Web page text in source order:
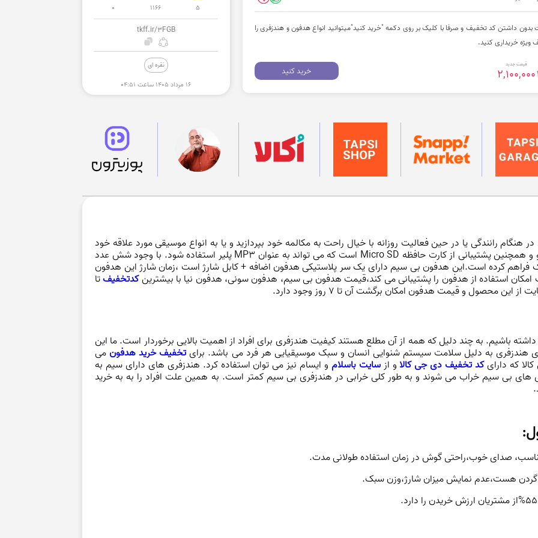
0 1166 5
tkff.ir/3FGB
نقره ای
۱۶ مرداد ۱۴۰۵ ساعت ۰۴:۵۱
داشتن کد تخفیف و صرفا با کلیک بر روی دکمه "خرید کنید"میتوانید انواع هدفون و هندزفری را
قیمت جدید
2,100,000 خرید کنید
در هنگام رانندگی یا در حین فعالیت روزانه با خیال راحت به مکالمه خود بپردازید و یا به انواع موسیقی مورد علاقه خود
گوش کنید. ویژگی بارز این محصول داشتن رادیو و همچنین پشتیبانی از کارت حافظه Micro SD است که می تواند به عنوان MP3 پلیر استفاده شود. با وجود شش عدد
فراهم کرده است.این هدفون بی سیم دارای یک سر پلاستیکی هدفون اضافه + کابل شارژ است ،زمان شارژ این هدفون
پشتیبانی می کند،قیمت هدفون بی سیم، هدفون سونی، هدفون نیا با بیشترینکدتخفیف تا
باشیم. به چند دلیل که همه از آن مطلع هستند کیفیت هندزفری برای افراد از اهمیت بالایی برخوردار است. ما این
هندزفری به دلیل سلامت سیستم شنوایی انسان و سبک موسیقیایی هر فرد می باشد. برایتخفیف خرید هدفون می
که دارایکد تخفیف دی جی کالا و ازسایت باسلام و ایسام نیز می توان استفاده کرد. هندزفری های دارای سیم به
های بی سیم خراب می شوند و به طور کلی خرابی در هندزفری بی سیم کمتر است. به همین علت افراد را به به خرید
صدای خوب،راحتی گوش در زمان استفاده طولانی مدت.
هست،عدم نمایش میزان شارژ،وزن سبک.